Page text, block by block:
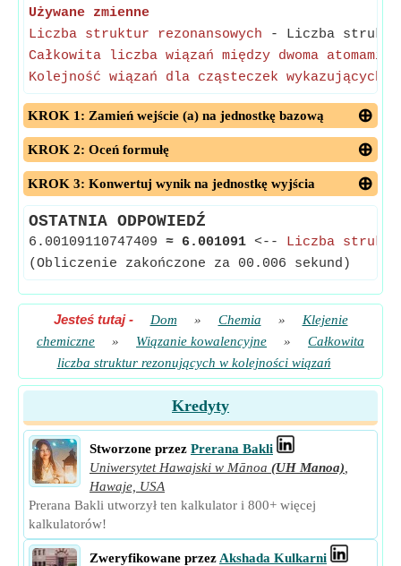
Używane zmienne
Liczba struktur rezonansowych - Liczba struktur
Całkowita liczba wiązań między dwoma atomami
Kolejność wiązań dla cząsteczek wykazujących
KROK 1: Zamień wejście (a) na jednostkę bazową
KROK 2: Oceń formułę
KROK 3: Konwertuj wynik na jednostkę wyjścia
OSTATNIA ODPOWIEDŹ
6.00109110747409 ≈ 6.001091 <-- Liczba
(Obliczenie zakończone za 00.006 sekund)
Jesteś tutaj- Dom » Chemia »
Klejenie
chemiczne
» Wiązanie kowalencyjne »
Całkowita
liczba struktur rezonujących w kolejności wiązań
Kredyty
Stworzone przez Prerana Bakli
Uniwersytet Hawajski w Mānoa (UH Manoa)
Hawaje, USA
Prerana Bakli utworzył ten kalkulator i 800+ więcej
kalkulatorów!
Zweryfikowane przez Akshada Kulkarni